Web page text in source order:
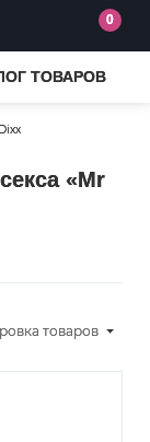
0
ТОВАРОВ
«Mr
товаров